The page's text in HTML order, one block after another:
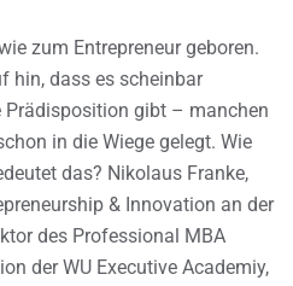
zum Entrepreneur geboren.
hin, dass es scheinbar
gibt – manchen
in die Wiege gelegt. Wie
das? Nikolaus Franke,
& Innovation an der
des Professional MBA
der WU Executive Academiy,